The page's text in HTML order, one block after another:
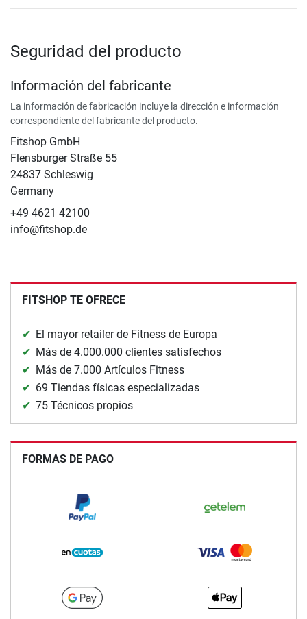
Seguridad del producto
Información del fabricante
La información de fabricación incluye la dirección e información
correspondiente del fabricante del producto.
Fitshop GmbH
Flensburger Straße 55
24837 Schleswig
Germany
+49 4621 42100
info@fitshop.de
FITSHOP TE OFRECE
El mayor retailer de Fitness de Europa
Más de 4.000.000 clientes satisfechos
Más de 7.000 Artículos Fitness
69 Tiendas físicas especializadas
75 Técnicos propios
FORMAS DE PAGO